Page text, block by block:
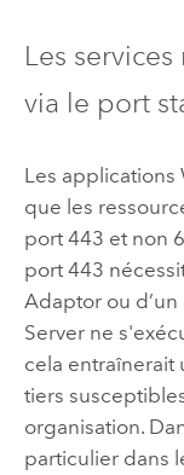
Les
via le port
Les
que les
port 443 et non
port 443
Adaptorou d’un
Serverne
cela entraînerait
tiers
organisation.
particulier dans